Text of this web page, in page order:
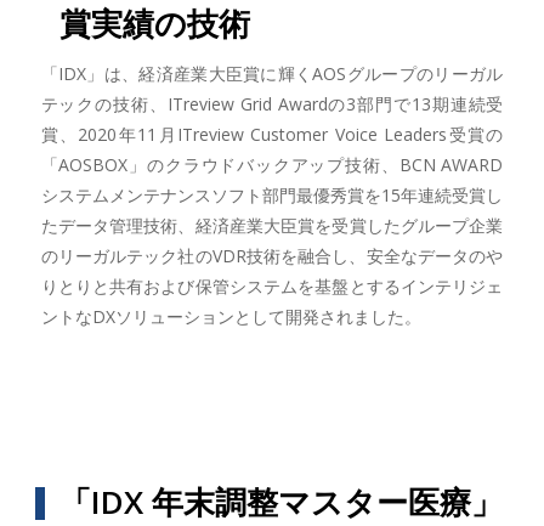
賞実績の技術
「IDX」は、経済産業大臣賞に輝くAOSグループのリーガル
テックの技術、ITreview Grid Awardの3部門で13期連続受
賞、2020年11月ITreview Customer Voice Leaders受賞の
「AOSBOX」のクラウドバックアップ技術、BCN AWARD
システムメンテナンスソフト部門最優秀賞を15年連続受賞し
たデータ管理技術、経済産業大臣賞を受賞したグループ企業
のリーガルテック社のVDR技術を融合し、安全なデータのや
りとりと共有および保管システムを基盤とするインテリジェ
ントなDXソリューションとして開発されました。
「IDX 年末調整マスター医療」